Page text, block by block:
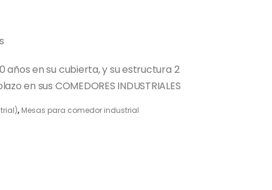
años en su cubierta, y su estructura 2
en sus COMEDORES INDUSTRIALES
, Mesas para comedor industrial